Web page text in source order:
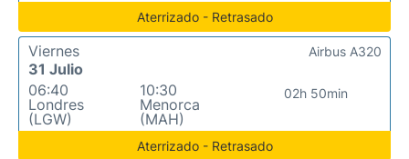
Aterrizado - Retrasado
Viernes
31 Julio
06:40
Londres
(LGW)
10:30
Menorca
(MAH)
02h 50min
Airbus A320
Aterrizado - Retrasado